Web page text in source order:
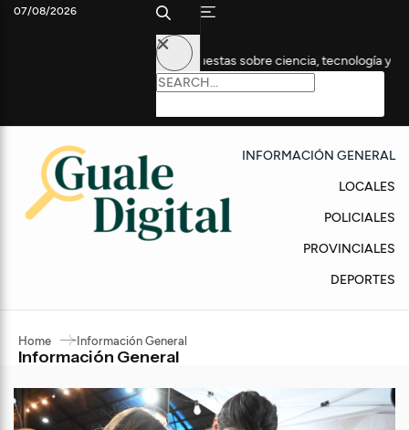
edición con propuestas sobre ciencia, tecnología y empleo
07/08/2026
INFORMACIÓN GENERAL
LOCALES
POLICIALES
PROVINCIALES
DEPORTES
Home Información General
Información General